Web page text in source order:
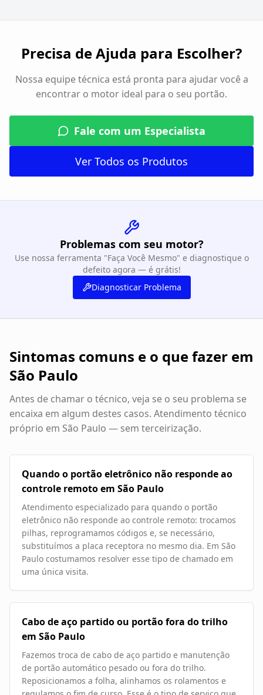
Precisa de Ajuda para Escolher?
Nossa equipe técnica está pronta para ajudar você a
encontrar o motor ideal para o seu portão.
Fale com um Especialista
Ver Todos os Produtos
Problemas com seu motor?
Use nossa ferramenta "Faça Você Mesmo" e diagnostique o
defeito agora — é grátis!
Diagnosticar Problema
Sintomas comuns e o que fazer em
São Paulo
Antes de chamar o técnico, veja se o seu problema se
encaixa em algum destes casos. Atendimento técnico
próprio em São Paulo — sem terceirização.
Quando o portão eletrônico não responde ao
controle remoto em São Paulo
Atendimento especializado para quando o portão
eletrônico não responde ao controle remoto: trocamos
pilhas, reprogramamos códigos e, se necessário,
substituímos a placa receptora no mesmo dia. Em São
Paulo costumamos resolver esse tipo de chamado em
uma única visita.
Cabo de aço partido ou portão fora do trilho
em São Paulo
Fazemos troca de cabo de aço partido e manutenção
de portão automático pesado ou fora do trilho.
Reposicionamos a folha, alinhamos os rolamentos e